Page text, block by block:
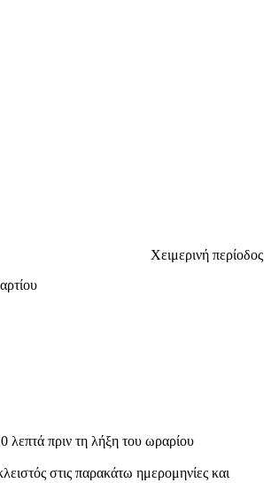
Χειμερινή περίοδος
λεπτά πριν τη λήξη του ωραρίου
στις παρακάτω ημερομηνίες και